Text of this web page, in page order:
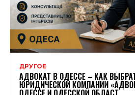
ДРУГОЕ
АДВОКАТ В ОДЕССЕ – КАК
ЮРИДИЧЕСКОЙ КОМПАНИИ